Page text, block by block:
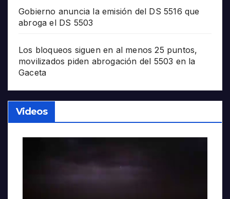
Gobierno anuncia la emisión del DS 5516 que
abroga el DS 5503
Los bloqueos siguen en al menos 25 puntos,
movilizados piden abrogación del 5503 en la
Gaceta
Videos